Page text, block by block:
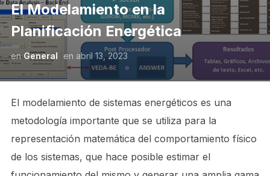
El Modelamiento en la
Planificación Energética
enGeneral en abril 13, 2023
El modelamiento de sistemas energéticos es una
metodología importante que se utiliza para la
representación matemática del comportamiento físico
de los sistemas, que hace posible estimar el